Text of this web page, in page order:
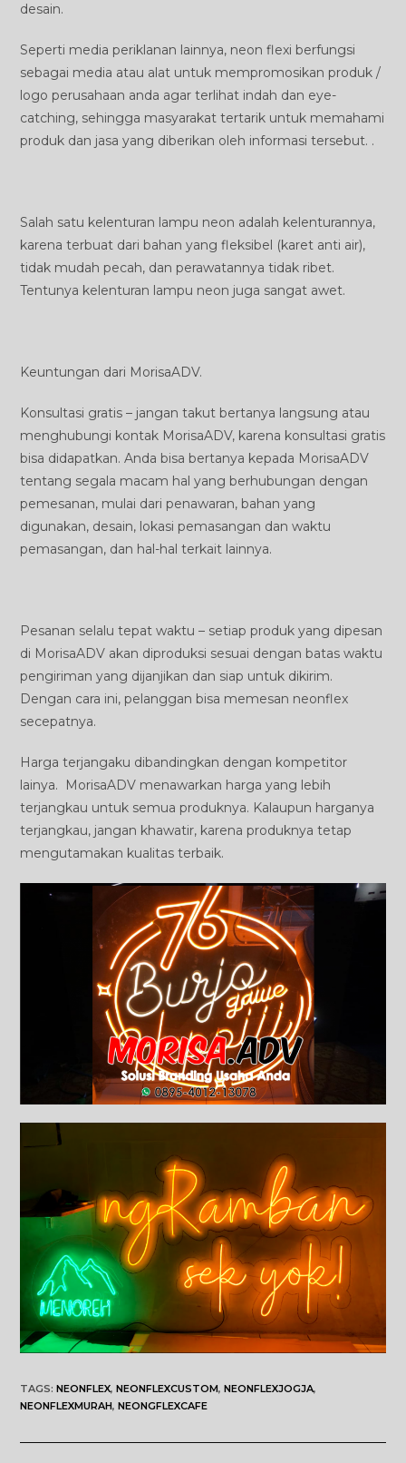
desain.
Seperti media periklanan lainnya, neon flexi berfungsi
sebagai media atau alat untuk mempromosikan produk /
logo perusahaan anda agar terlihat indah dan eye-
catching, sehingga masyarakat tertarik untuk memahami
produk dan jasa yang diberikan oleh informasi tersebut. .
Salah satu kelenturan lampu neon adalah kelenturannya,
karena terbuat dari bahan yang fleksibel (karet anti air),
tidak mudah pecah, dan perawatannya tidak ribet.
Tentunya kelenturan lampu neon juga sangat awet.
Keuntungan dari MorisaADV.
Konsultasi gratis – jangan takut bertanya langsung atau
menghubungi kontak MorisaADV, karena konsultasi gratis
bisa didapatkan. Anda bisa bertanya kepada MorisaADV
tentang segala macam hal yang berhubungan dengan
pemesanan, mulai dari penawaran, bahan yang
digunakan, desain, lokasi pemasangan dan waktu
pemasangan, dan hal-hal terkait lainnya.
Pesanan selalu tepat waktu – setiap produk yang dipesan
di MorisaADV akan diproduksi sesuai dengan batas waktu
pengiriman yang dijanjikan dan siap untuk dikirim.
Dengan cara ini, pelanggan bisa memesan neonflex
secepatnya.
Harga terjangaku dibandingkan dengan kompetitor
lainya. MorisaADV menawarkan harga yang lebih
terjangkau untuk semua produknya. Kalaupun harganya
terjangkau, jangan khawatir, karena produknya tetap
mengutamakan kualitas terbaik.
TAGS:NEONFLEX, NEONFLEXCUSTOM, NEONFLEXJOGJA,
NEONFLEXMURAH, NEONGFLEXCAFE